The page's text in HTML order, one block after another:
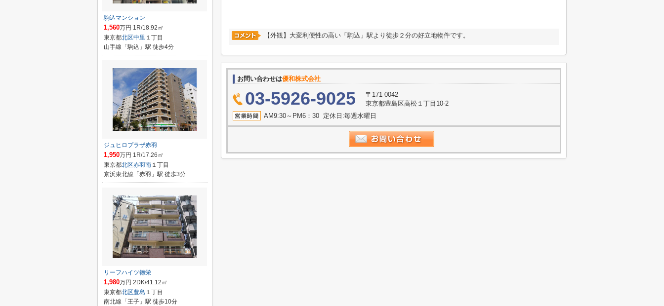
【外観】大変利便性の高い「駒込」駅より徒歩２分の好立地物件です。
お問い合わせは優和株式会社
03-5926-9025
〒171-0042
東京都豊島区高松１丁目10-2
AM9:30～PM6：30 定休日:毎週水曜日
駒込マンション
1,560万円 1R/18.92㎡
東京都北区中里 １丁目
山手線「駒込」駅 徒歩4分
ジュヒロプラザ赤羽
1,950万円 1R/17.26㎡
東京都北区赤羽南 １丁目
京浜東北線「赤羽」駅 徒歩3分
リーフハイツ徳栄
1,980万円 2DK/41.12㎡
東京都北区豊島 １丁目
南北線「王子」駅 徒歩10分